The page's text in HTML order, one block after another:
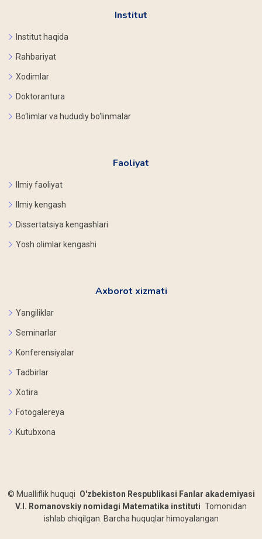
Institut
Institut haqida
Rahbariyat
Xodimlar
Doktorantura
Bo‘limlar va hududiy bo‘linmalar
Faoliyat
Ilmiy faoliyat
Ilmiy kengash
Dissertatsiya kengashlari
Yosh olimlar kengashi
Axborot xizmati
Yangiliklar
Seminarlar
Konferensiyalar
Tadbirlar
Xotira
Fotogalereya
Kutubxona
© Mualliflik huquqi O'zbekiston Respublikasi Fanlar akademiyasi
V.I. Romanovskiy nomidagi Matematika instituti Tomonidan
ishlab chiqilgan. Barcha huquqlar himoyalangan